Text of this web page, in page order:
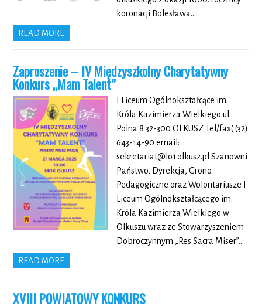
koronacji Bolesława…
READ MORE
Zaproszenie – IV Międzyszkolny Charytatywny
Konkurs „Mam Talent”
I Liceum Ogólnokształcące im.
Króla Kazimierza Wielkiego ul.
Polna 8 32-300 OLKUSZ Tel/fax( (32)
643-14-90 email:
sekretariat@lo1.olkusz.pl Szanowni
Państwo, Dyrekcja, Grono
Pedagogiczne oraz Wolontariusze I
Liceum Ogólnokształcącego im.
Króla Kazimierza Wielkiego w
Olkuszu wraz ze Stowarzyszeniem
Dobroczynnym „Res Sacra Miser”…
READ MORE
XVIII POWIATOWY KONKURS